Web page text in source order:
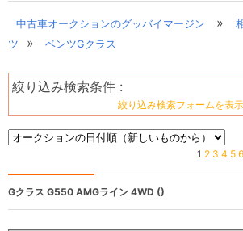
中古車オークションのグッバイマージン »
ツ
» ベンツGクラス
絞り込み検索条件 :
絞り込み検索フォームを表示
1 2 3 4 5 6
Gクラス G550 AMGライン 4WD ()